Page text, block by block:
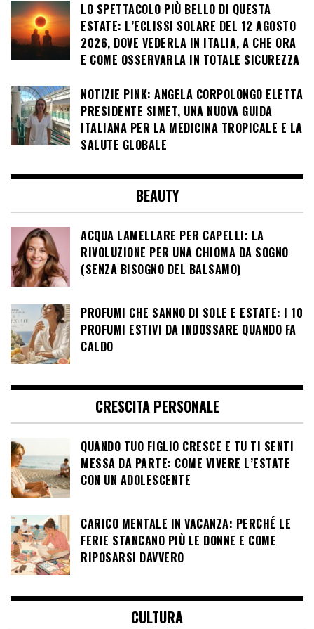
LO SPETTACOLO PIÙ BELLO DI QUESTA
ESTATE: L’ECLISSI SOLARE DEL 12 AGOSTO
2026, DOVE VEDERLA IN ITALIA, A CHE ORA
E COME OSSERVARLA IN TOTALE SICUREZZA
NOTIZIE PINK: ANGELA CORPOLONGO ELETTA
PRESIDENTE SIMET, UNA NUOVA GUIDA
ITALIANA PER LA MEDICINA TROPICALE E LA
SALUTE GLOBALE
BEAUTY
ACQUA LAMELLARE PER CAPELLI: LA
RIVOLUZIONE PER UNA CHIOMA DA SOGNO
(SENZA BISOGNO DEL BALSAMO)
PROFUMI CHE SANNO DI SOLE E ESTATE: I 10
PROFUMI ESTIVI DA INDOSSARE QUANDO FA
CALDO
CRESCITA PERSONALE
QUANDO TUO FIGLIO CRESCE E TU TI SENTI
MESSA DA PARTE: COME VIVERE L’ESTATE
CON UN ADOLESCENTE
CARICO MENTALE IN VACANZA: PERCHÉ LE
FERIE STANCANO PIÙ LE DONNE E COME
RIPOSARSI DAVVERO
CULTURA